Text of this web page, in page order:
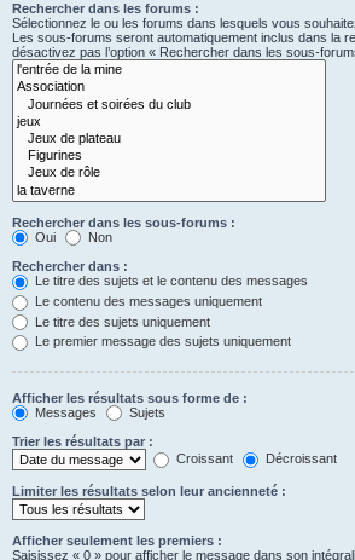
Rechercher dans les forums :
Sélectionnez le ou les forums dans lesquels vous
Les sous-forums seront automatiquement inclus dans la
désactivez pas l’option « Rechercher dans les sous-
Rechercher dans les sous-forums :
Oui
Non
Rechercher dans :
Le titre des sujets et le contenu des messages
Le contenu des messages uniquement
Le titre des sujets uniquement
Le premier message des sujets uniquement
Afficher les résultats sous forme de :
Messages
Sujets
Trier les résultats par :
Croissant
Décroissant
Limiter les résultats selon leur ancienneté :
Afficher seulement les premiers :
Saisissez « 0 » pour afficher le message dans son